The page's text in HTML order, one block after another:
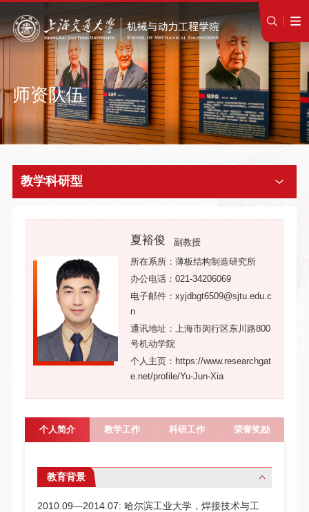
师资队伍
教学科研型
夏裕俊
副教授
所在系所：薄板结构制造研究所
办公电话：021-34206069
电子邮件：xyjdbgt6509@sjtu.edu.c
n
通讯地址：上海市闵行区东川路800
号机动学院
个人主页：https://www.researchgat
e.net/profile/Yu-Jun-Xia
个人简介 教学工作 科研工作 荣誉奖励
教育背景
2010.09―2014.07: 哈尔滨工业大学，焊接技术与工